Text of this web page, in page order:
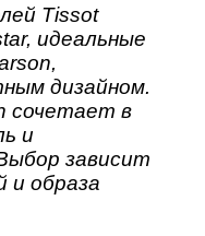
Tissot
идеальные
дизайном.
сочетает в
и
зависит
и образа